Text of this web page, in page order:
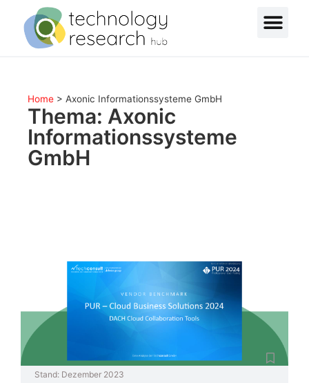
Home > Axonic Informationssysteme GmbH
Thema: Axonic
Informationssysteme
GmbH
Stand: Dezember 2023